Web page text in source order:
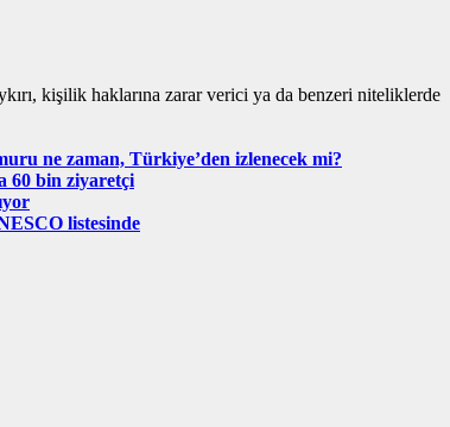
kişilik haklarına zarar verici ya da benzeri niteliklerde
ne zaman, Türkiye’den izlenecek mi?
60 bin ziyaretçi
listesinde